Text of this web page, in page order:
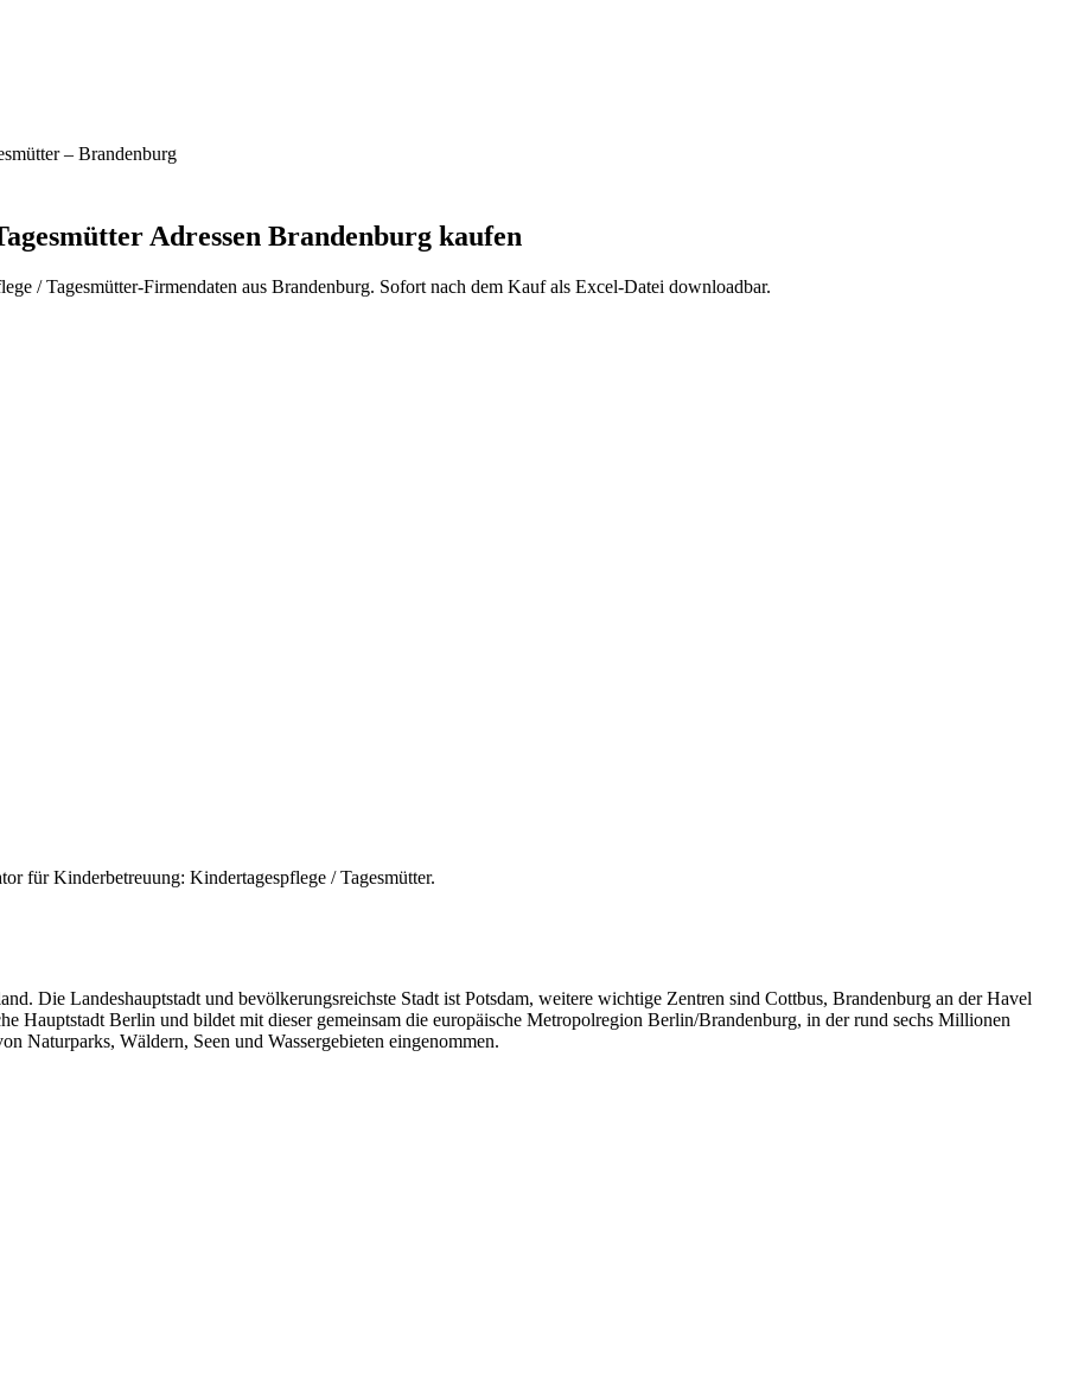
– Brandenburg
Adressen Brandenburg kaufen
/ Tagesmütter-Firmendaten aus Brandenburg. Sofort nach dem Kauf als Excel-Datei downloadbar.
fürKinderbetreuung: Kindertagespflege / Tagesmütter.
Die Landeshauptstadt und bevölkerungsreichste Stadt ist Potsdam, weitere wichtige Zentren sind Cottbus, Brandenburg an der Havel
Hauptstadt Berlin und bildet mit dieser gemeinsam die europäische Metropolregion Berlin/Brandenburg, in der rund sechs Millionen
Naturparks, Wäldern, Seen und Wassergebieten eingenommen.